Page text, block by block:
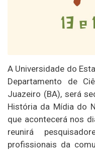
A Universidade do
Departamento de
Juazeiro (BA), será
História da Mídia do
que acontecerá nos
reunirá
profissionais da